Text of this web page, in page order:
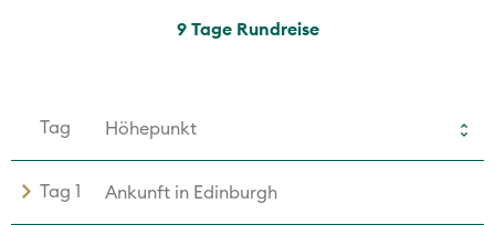
9 Tage Rundreise
Tag Höhepunkt
Tag 1 Ankunft in Edinburgh